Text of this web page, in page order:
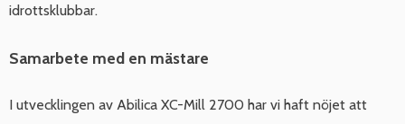
idrottsklubbar.
Samarbete med en mästare
I utvecklingen av Abilica XC-Mill 2700 har vi haft nöjet att